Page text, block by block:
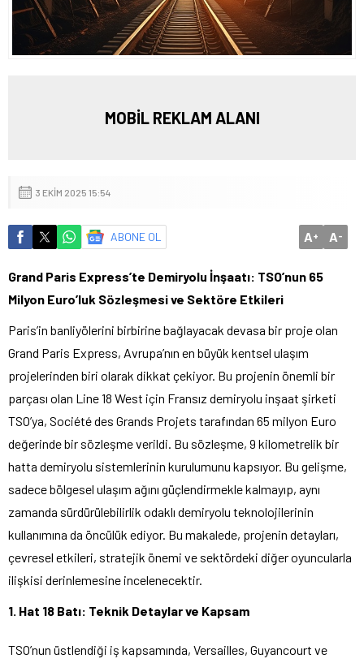
MOBİL REKLAM ALANI
3 EKIM 2025 15:54
ABONE OL A+ A-
Grand Paris Express’te Demiryolu İnşaatı: TSO’nun 65
Milyon Euro’luk Sözleşmesi ve Sektöre Etkileri
Paris’in banliyölerini birbirine bağlayacak devasa bir proje olan
Grand Paris Express, Avrupa’nın en büyük kentsel ulaşım
projelerinden biri olarak dikkat çekiyor. Bu projenin önemli bir
parçası olan Line 18 West için Fransız demiryolu inşaat şirketi
TSO’ya, Société des Grands Projets tarafından 65 milyon Euro
değerinde bir sözleşme verildi. Bu sözleşme, 9 kilometrelik bir
hatta demiryolu sistemlerinin kurulumunu kapsıyor. Bu gelişme,
sadece bölgesel ulaşım ağını güçlendirmekle kalmayıp, aynı
zamanda sürdürülebilirlik odaklı demiryolu teknolojilerinin
kullanımına da öncülük ediyor. Bu makalede, projenin detayları,
çevresel etkileri, stratejik önemi ve sektördeki diğer oyuncularla
ilişkisi derinlemesine incelenecektir.
1. Hat 18 Batı: Teknik Detaylar ve Kapsam
TSO’nun üstlendiği iş kapsamında, Versailles, Guyancourt ve